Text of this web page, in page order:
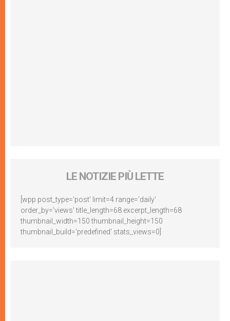
LE NOTIZIE PIÙ LETTE
[wpp post_type='post' limit=4 range='daily'
order_by='views' title_length=68 excerpt_length=68
thumbnail_width=150 thumbnail_height=150
thumbnail_build='predefined' stats_views=0]